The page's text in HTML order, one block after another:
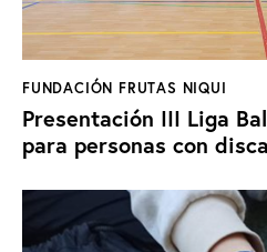
FUNDACIÓN FRUTAS NIQUI
Presentación III Liga
para personas con